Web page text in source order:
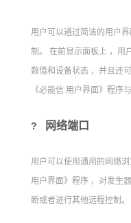
用户可以通过简洁的用户
制。 在前显示面板上 ，用
数值和设备状态 ，并且还
《必能信 用户界面》程序
? 网络端口
用户可以使用通用的网络
用户界面》程序 ，对发生
断或者进行其他远程控制。